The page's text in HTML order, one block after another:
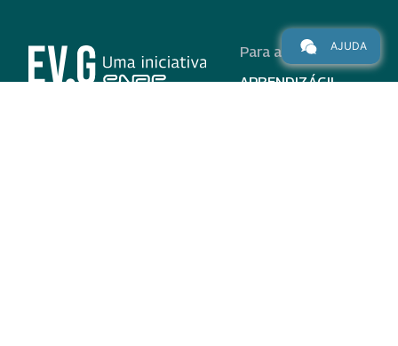
Para alunos
APRENDIZÁGIL
AJUDA